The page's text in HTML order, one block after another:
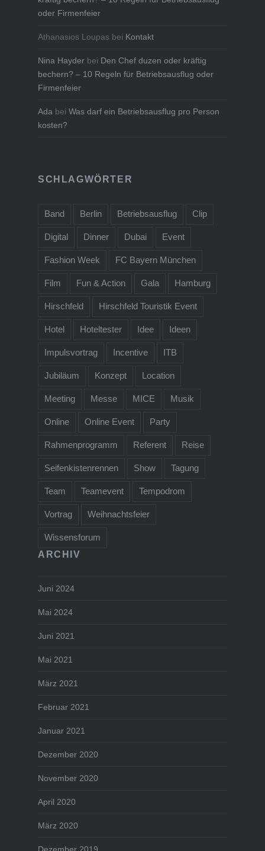
oder Firmenfeier
Athanasios Loupasbei Kontakt
Nina Hayderbei Den Chef duzen oder kräftig
bechern? – 10 Regeln für Betriebsausflug oder
Firmenfeier
Ada bei Was darf ein Betriebsausflug pro Person
kosten?
SCHLAGWÖRTER
Band Berlin Betriebsausflug Clip
Digital Dinner Dubai Event
Fashion Week FC Bayern München
Film Fun & Action Gala Hamburg
Hirschfeld Hirschfeld Touristik Event
Hotel Hoteltester Idee Ideen
Impulsvortrag Incentive ITB
Jubiläum Konzept Location
Meeting Messe MICE Musik
Online Online Event Party
Rahmenprogramm Referent Reise
Seifenkistenrennen Show Tagung
Team Teamevent Tempodrom
Vortrag Weihnachtsfeier
Wissensforum
ARCHIV
Juni 2024
Mai 2024
Juni 2021
Mai 2021
März 2021
Februar 2021
Januar 2021
Dezember 2020
November 2020
April 2020
März 2020